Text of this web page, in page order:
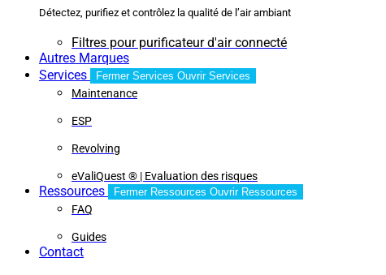
Détectez, purifiez et contrôlez la qualité de l’air ambiant
Filtres pour purificateur d'air connecté
Autres Marques
Services
Fermer Services Ouvrir Services
Maintenance
ESP
Revolving
eValiQuest ® | Evaluation des risques
Ressources Fermer Ressources Ouvrir Ressources
FAQ
Guides
Contact